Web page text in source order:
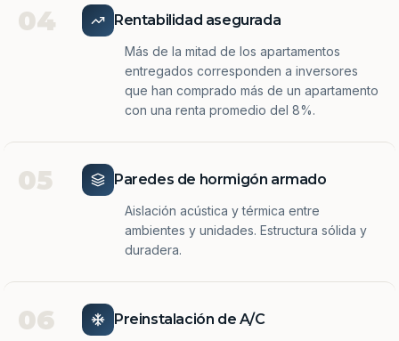
04 Rentabilidad asegurada
Más de la mitad de los apartamentos
entregados corresponden a inversores
que han comprado más de un apartamento
con una renta promedio del 8%.
05 Paredes de hormigón armado
Aislación acústica y térmica entre
ambientes y unidades. Estructura sólida y
duradera.
06 Preinstalación de A/C